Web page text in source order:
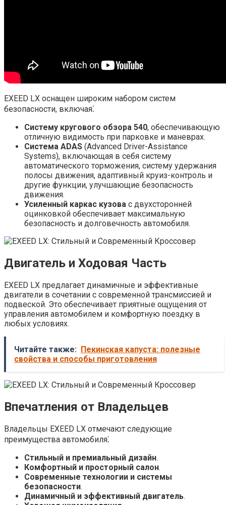
EXEED LX оснащен широким набором систем
безопасности, включая⁚
Систему кругового обзора 540, обеспечивающую
отличную видимость при парковке и маневрах.
Система ADAS (Advanced Driver-Assistance
Systems), включающая в себя систему
автоматического торможения, систему удержания
полосы движения, адаптивный круиз-контроль и
другие функции, улучшающие безопасность
движения.
Усиленный каркас кузова с двухсторонней
оцинковкой обеспечивает максимальную
безопасность и долговечность автомобиля.
Двигатель и Ходовая Часть
EXEED LX предлагает динамичные и эффективные
двигатели в сочетании с современной трансмиссией и
подвеской. Это обеспечивает приятные ощущения от
управления автомобилем и комфортную поездку в
любых условиях.
Читайте также: Пекинская капуста: полезные
свойства и способы приготовления
Впечатления от Владельцев
Владельцы EXEED LX отмечают следующие
преимущества автомобиля⁚
Стильный и премиальный дизайн.
Комфортный и просторный салон.
Современные технологии и системы
безопасности.
Динамичный и эффективный двигатель.